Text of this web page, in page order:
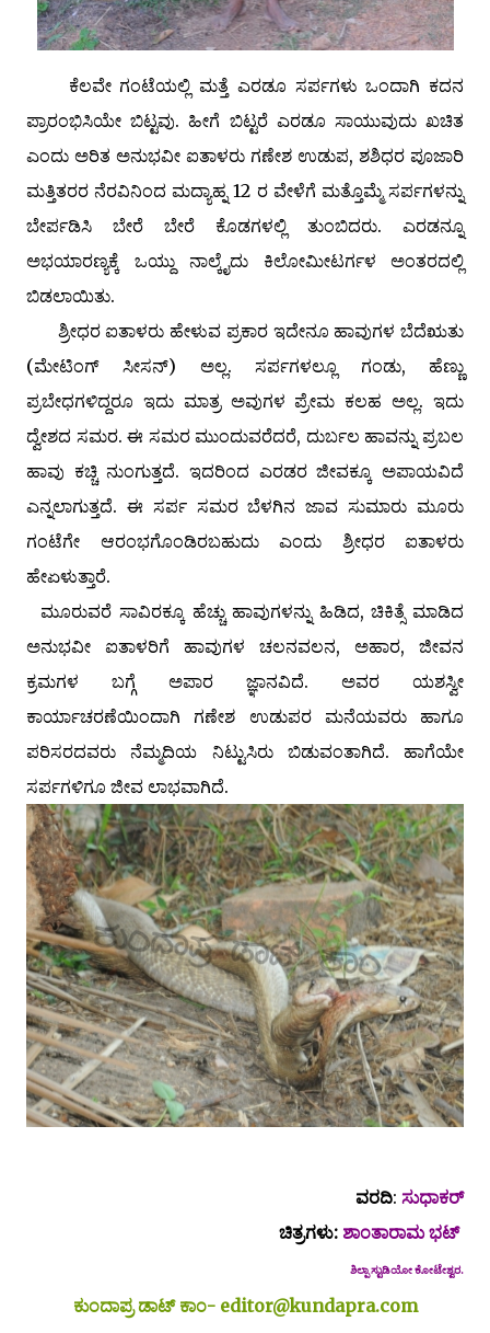
ಕೆಲವೇ ಗಂಟೆಯಲ್ಲಿ ಮತ್ತೆ ಎರಡೂ ಸರ್ಪಗಳು ಒಂದಾಗಿ ಕದನ
ಪ್ರಾರಂಭಿಸಿಯೇ ಬಿಟ್ಟವು. ಹೀಗೆ ಬಿಟ್ಟರೆ ಎರಡೂ ಸಾಯುವುದು ಖಚಿತ
ಎಂದು ಅರಿತ ಅನುಭವೀ ಐತಾಳರು ಗಣೇಶ ಉಡುಪ, ಶಶಿಧರ ಪೂಜಾರಿ
ಮತ್ತಿತರರ ನೆರವಿನಿಂದ ಮದ್ಯಾಹ್ನ 12 ರ ವೇಳೆಗೆ ಮತ್ತೊಮ್ಮೆ ಸರ್ಪಗಳನ್ನು
ಬೇರ್ಪಡಿಸಿ ಬೇರೆ ಬೇರೆ ಕೊಡಗಳಲ್ಲಿ ತುಂಬಿದರು. ಎರಡನ್ನೂ
ಅಭಯಾರಣ್ಯಕ್ಕೆ ಒಯ್ದು ನಾಲ್ಕೈದು ಕಿಲೋಮೀಟರ್ಗಳ ಅಂತರದಲ್ಲಿ
ಬಿಡಲಾಯಿತು.
ಶ್ರೀಧರ ಐತಾಳರು ಹೇಳುವ ಪ್ರಕಾರ ಇದೇನೂ ಹಾವುಗಳ ಬೆದೆಋತು
(ಮೇಟಿಂಗ್ ಸೀಸನ್) ಅಲ್ಲ. ಸರ್ಪಗಳಲ್ಲೂ ಗಂಡು, ಹೆಣ್ಣು
ಪ್ರಬೇಧಗಳಿದ್ದರೂ ಇದು ಮಾತ್ರ ಅವುಗಳ ಪ್ರೇಮ ಕಲಹ ಅಲ್ಲ. ಇದು
ದ್ವೇಶದ ಸಮರ. ಈ ಸಮರ ಮುಂದುವರೆದರೆ, ದುರ್ಬಲ ಹಾವನ್ನು ಪ್ರಬಲ
ಹಾವು ಕಚ್ಚಿ ನುಂಗುತ್ತದೆ. ಇದರಿಂದ ಎರಡರ ಜೀವಕ್ಕೂ ಅಪಾಯವಿದೆ
ಎನ್ನಲಾಗುತ್ತದೆ. ಈ ಸರ್ಪ ಸಮರ ಬೆಳಗಿನ ಜಾವ ಸುಮಾರು ಮೂರು
ಗಂಟೆಗೇ ಆರಂಭಗೊಂಡಿರಬಹುದು ಎಂದು ಶ್ರೀಧರ ಐತಾಳರು
ಹೇಏಳುತ್ತಾರೆ.
ಮೂರುವರೆ ಸಾವಿರಕ್ಕೂ ಹೆಚ್ಚು ಹಾವುಗಳನ್ನು ಹಿಡಿದ, ಚಿಕಿತ್ಸೆ ಮಾಡಿದ
ಅನುಭವೀ ಐತಾಳರಿಗೆ ಹಾವುಗಳ ಚಲನವಲನ, ಅಹಾರ, ಜೀವನ
ಕ್ರಮಗಳ ಬಗ್ಗೆ ಅಪಾರ ಜ್ಞಾನವಿದೆ. ಅವರ ಯಶಸ್ವೀ
ಕಾರ್ಯಾಚರಣೆಯಿಂದಾಗಿ ಗಣೇಶ ಉಡುಪರ ಮನೆಯವರು ಹಾಗೂ
ಪರಿಸರದವರು ನೆಮ್ಮದಿಯ ನಿಟ್ಟುಸಿರು ಬಿಡುವಂತಾಗಿದೆ. ಹಾಗೆಯೇ
ಸರ್ಪಗಳಿಗೂ ಜೀವ ಲಾಭವಾಗಿದೆ.
ವರದಿ: ಸುಧಾಕರ್
ಚಿತ್ರಗಳು: ಶಾಂತಾರಾಮ ಭಟ್
ಶಿಲ್ಪಾ ಸ್ಟುಡಿಯೋ ಕೋಟೇಶ್ವರ.
ಕುಂದಾಪ್ರ ಡಾಟ್ ಕಾಂ- editor@kundapra.com